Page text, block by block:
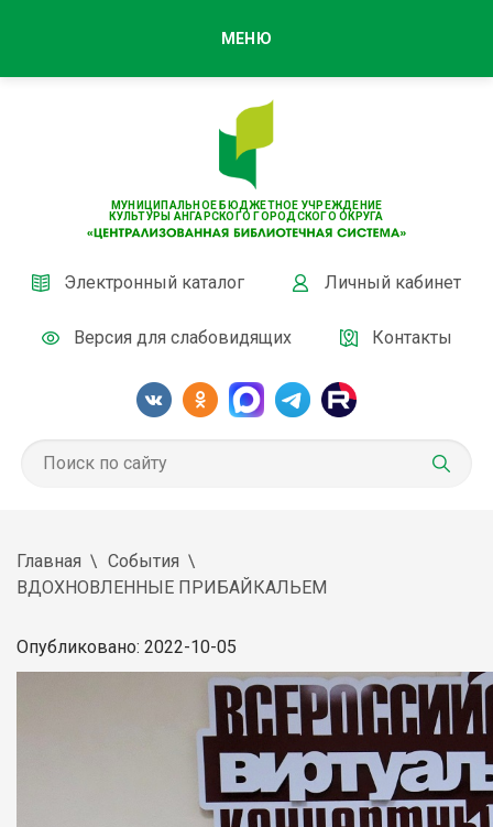
МУНИЦИПАЛЬНОЕ БЮДЖЕТНОЕ УЧРЕЖДЕНИЕ
КУЛЬТУРЫ АНГАРСКОГО ГОРОДСКОГО ОКРУГА
Электронный каталог Личный кабинет
Версия для слабовидящих Контакты
МЕНЮ
Главная
События
ВДОХНОВЛЕННЫЕ ПРИБАЙКАЛЬЕМ
Опубликовано: 2022-10-05